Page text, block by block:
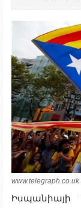
www.telegraph.co.uk
Իսպանիայի